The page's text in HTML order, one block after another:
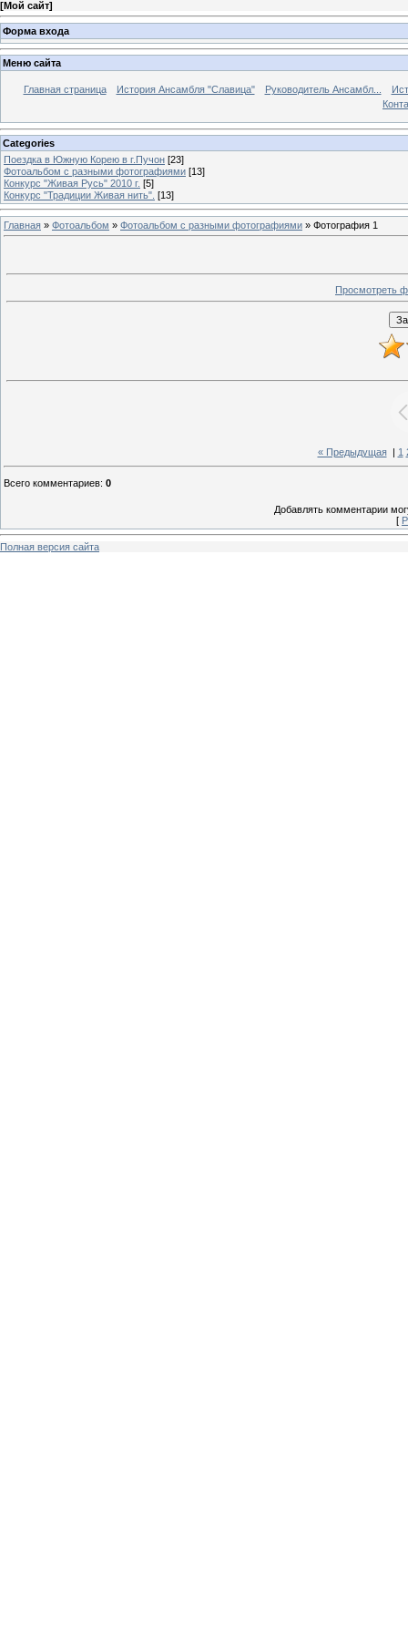
[Мой сайт]
Форма входа
Меню сайта
Главная страница История Ансамбля "Славица" Руководитель Ансамбл...
Categories
Поездка в Южную Корею в г.Пучон [23]
Фотоальбом с разными фотографиями [13]
Конкурс "Живая Русь" 2010 г. [5]
Конкурс "Традиции Живая нить". [13]
Главная » Фотоальбом » Фотоальбом с разными фотографиями » Фотография 1
Просмотреть
« Предыдущая| 1
Всего комментариев: 0
Добавлять комментарии
[
Полная версия сайта